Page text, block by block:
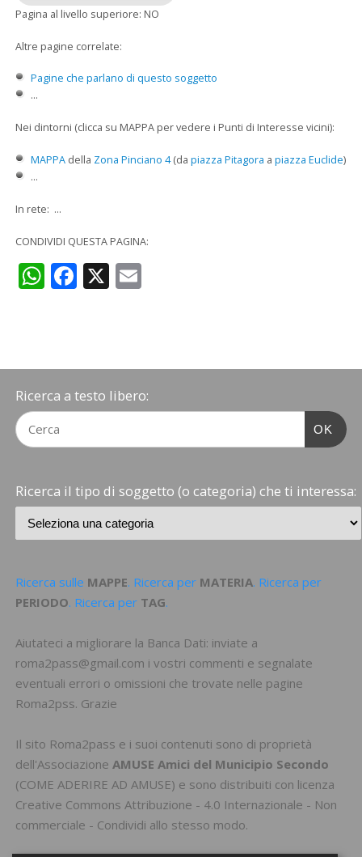
Pagina al livello superiore: NO
Altre pagine correlate:
Pagine che parlano di questo soggetto
...
Nei dintorni (clicca su MAPPA per vedere i Punti di Interesse vicini):
MAPPAdella Zona Pinciano 4(da piazza Pitagora a piazza Euclide)
...
In rete: ...
CONDIVIDI QUESTA PAGINA:
WhatsApp
Facebook
X Email
Ricerca a testo libero:
OK
Ricerca il tipo di soggetto (o categoria) che ti interessa:
Ricerca sulle MAPPE. Ricerca per MATERIA. Ricerca per
PERIODO. Ricerca per TAG.
Aiutateci a migliorare la Banca Dati: inviate a
roma2pass@gmail.com i vostri commenti e segnalate
eventuali errori o omissioni che trovate nelle pagine
Roma2pss. Grazie
Il sito Roma2pass e i suoi contenuti sono di proprietà
dell'Associazione AMUSE Amici del Municipio Secondo
(COME ADERIRE AD AMUSE) e sono distribuiti con licenza
Creative Commons Attribuzione - 4.0 Internazionale - Non
commerciale - Condividi allo stesso modo.